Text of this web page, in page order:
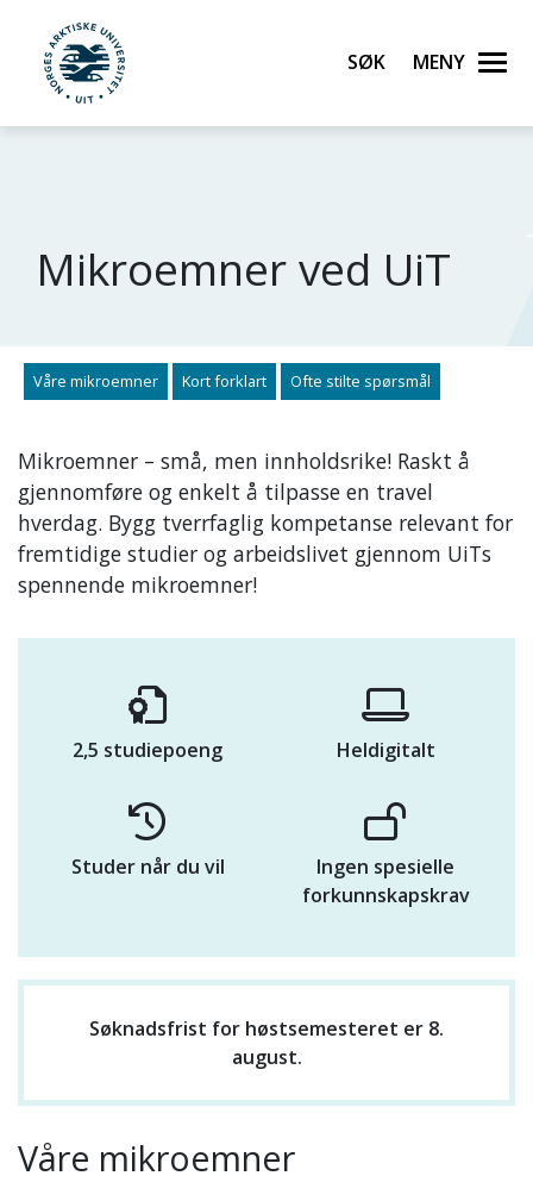
Gå til hovedinnhold
UiT Norges arktiske universitet
Søk Meny
Mikroemner ved UiT
Våre mikroemner Kort forklart Ofte stilte spørsmål
Mikroemner – små, men innholdsrike! Raskt å
gjennomføre og enkelt å tilpasse en travel
hverdag. Bygg tverrfaglig kompetanse relevant for
fremtidige studier og arbeidslivet gjennom UiTs
spennende mikroemner!
2,5 studiepoeng Heldigitalt
Studer når du vil
Ingen spesielle
forkunnskapskrav
Søknadsfrist for høstsemesteret er 8.
august.
Våre mikroemner